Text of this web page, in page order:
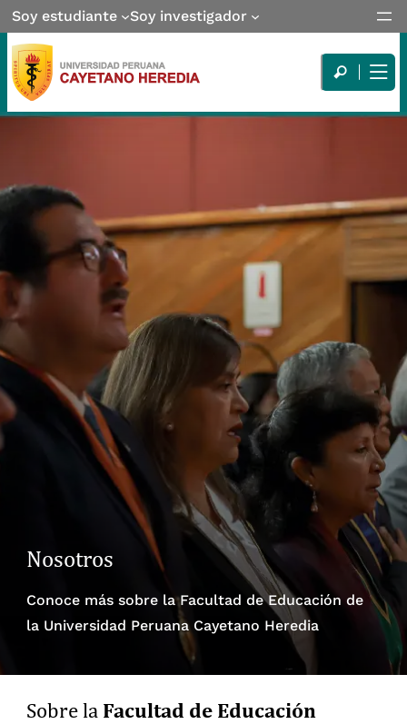
Soy estudiante Soy investigador
Nosotros
Conoce más sobre la Facultad de Educación de
la Universidad Peruana Cayetano Heredia
Sobre la Facultad de Educación